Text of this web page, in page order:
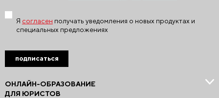
ОНЛАЙН-ОБРАЗОВАНИЕ
ДЛЯ ЮРИСТОВ
Я согласен получать уведомления о новых продуктах и
специальных предложениях
подписаться